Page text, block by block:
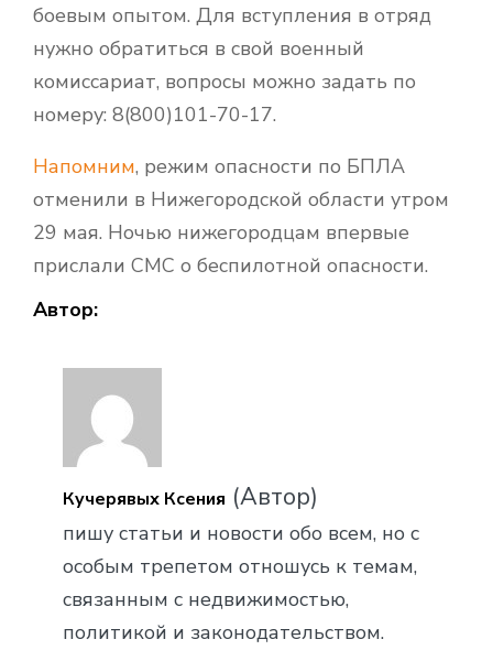
боевым опытом. Для вступления в отряд
нужно обратиться в свой военный
комиссариат, вопросы можно задать по
номеру: 8(800)101-70-17.
Напомним, режим опасности по БПЛА
отменили в Нижегородской области утром
29 мая. Ночью нижегородцам впервые
прислали СМС о беспилотной опасности.
Автор:
Кучерявых Ксения (Автор)
пишу статьи и новости обо всем, но с
особым трепетом отношусь к темам,
связанным с недвижимостью,
политикой и законодательством.